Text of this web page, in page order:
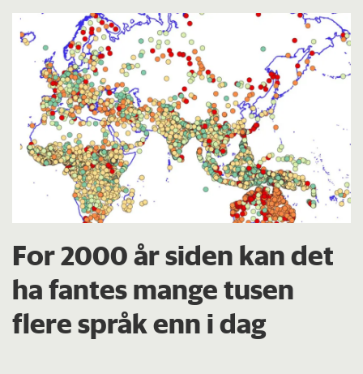
For 2000 år siden kan det
ha fantes mange tusen
flere språk enn i dag